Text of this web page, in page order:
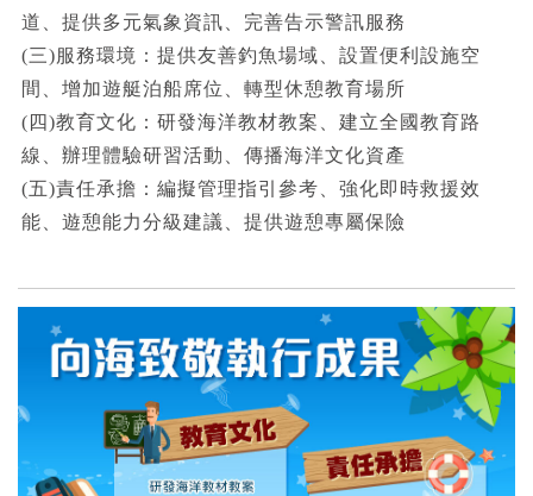
道、提供多元氣象資訊、完善告示警訊服務
(三)服務環境：提供友善釣魚場域、設置便利設施空
間、增加遊艇泊船席位、轉型休憩教育場所
(四)教育文化：研發海洋教材教案、建立全國教育路
線、辦理體驗研習活動、傳播海洋文化資產
(五)責任承擔：編擬管理指引參考、強化即時救援效
能、遊憩能力分級建議、提供遊憩專屬保險